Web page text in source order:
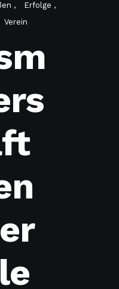
Erfolge
Verein